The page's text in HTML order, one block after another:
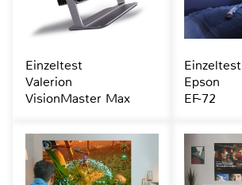
Einzeltest
Valerion
VisionMaster Max
Einzeltest
Epson
EF-72